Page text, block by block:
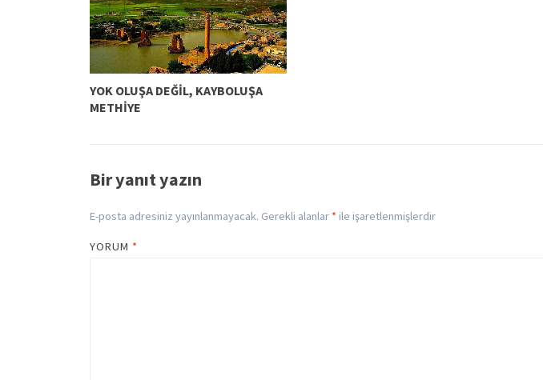
YOK OLUŞA DEĞİL, KAYBOLUŞA
METHİYE
Bir yanıt yazın
E-posta adresiniz yayınlanmayacak. Gerekli alanlar * ile işaretlenmişlerdir
YORUM *